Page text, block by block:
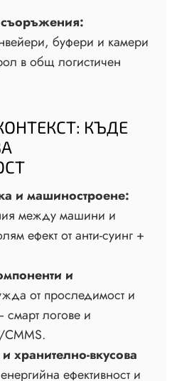
съоръжения:
буфери и камери
в общ логистичен
КЪДЕ
и машиностроене:
между машини и
ефект от анти-суинг +
и
от проследимост и
логове и
CMMS.
хранително-вкусова
енергийна ефективност и